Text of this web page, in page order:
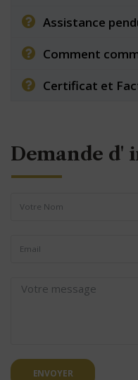
Assistance
Comment
Certificat et
Demande d'
ENVOYER